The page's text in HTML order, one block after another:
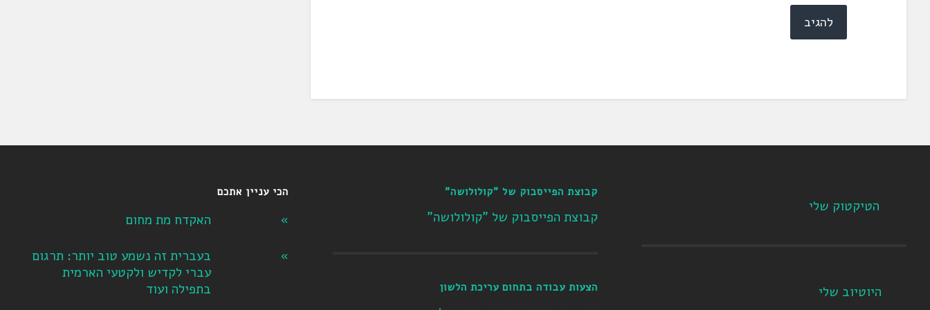
הטיקטוק שלי
היוטיוב שלי
קבוצת הפייסבוק של "קולולושה"
קבוצת הפייסבוק של "קולולושה"
הצעות עבודה בתחום עריכת הלשון
הכי עניין אתכם
האקדח מת מחום
בעברית זה נשמע טוב יותר: תרגום
עברי לקדיש ולקטעי הארמית
בתפילה ועוד